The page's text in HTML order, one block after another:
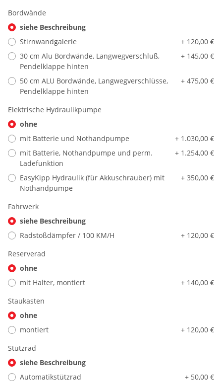
Bordwände
siehe Beschreibung
Stirnwandgalerie
+ 120,00 €
30 cm Alu Bordwände, Langwegverschluß,
Pendelklappe hinten
+ 145,00 €
50 cm ALU Bordwände, Langwegverschlüsse,
Pendelklappe hinten
+ 475,00 €
Elektrische Hydraulikpumpe
ohne
mit Batterie und Nothandpumpe
+ 1.030,00 €
mit Batterie, Nothandpumpe und perm.
Ladefunktion
+ 1.254,00 €
EasyKipp Hydraulik (für Akkuschrauber) mit
Nothandpumpe
+ 350,00 €
Fahrwerk
siehe Beschreibung
Radstoßdämpfer / 100 KM/H
+ 120,00 €
Reserverad
ohne
mit Halter, montiert
+ 140,00 €
Staukasten
ohne
montiert
+ 120,00 €
Stützrad
siehe Beschreibung
Automatikstützrad
+ 50,00 €